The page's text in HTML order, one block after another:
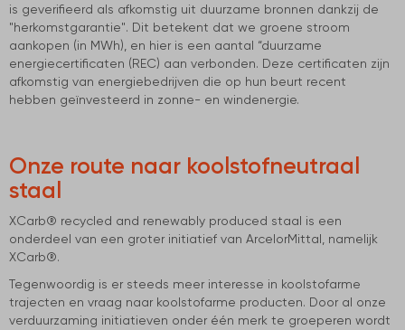
is geverifieerd als afkomstig uit duurzame bronnen dankzij de
"herkomstgarantie". Dit betekent dat we groene stroom
aankopen (in MWh), en hier is een aantal “duurzame
energiecertificaten (REC) aan verbonden. Deze certificaten zijn
afkomstig van energiebedrijven die op hun beurt recent
hebben geïnvesteerd in zonne- en windenergie.
Onze route naar koolstofneutraal
staal
XCarb® recycled and renewably produced staal is een
onderdeel van een groter initiatief van ArcelorMittal, namelijk
XCarb®.
Tegenwoordig is er steeds meer interesse in koolstofarme
trajecten en vraag naar koolstofarme producten. Door al onze
verduurzaming initiatieven onder één merk te groeperen wordt